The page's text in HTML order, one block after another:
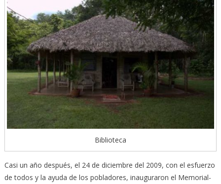
Biblioteca
Casi un año después, el 24 de diciembre del 2009, con el esfuerzo
de todos y la ayuda de los pobladores, inauguraron el Memorial-